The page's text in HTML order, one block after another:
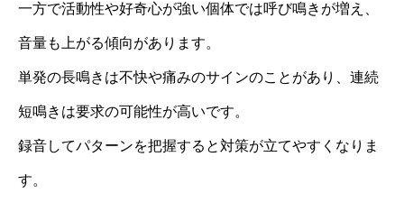
一方で活動性や好奇心が強い個体では呼び鳴きが増え、
音量も上がる傾向があります。
単発の長鳴きは不快や痛みのサインのことがあり、連続
短鳴きは要求の可能性が高いです。
録音してパターンを把握すると対策が立てやすくなりま
す。